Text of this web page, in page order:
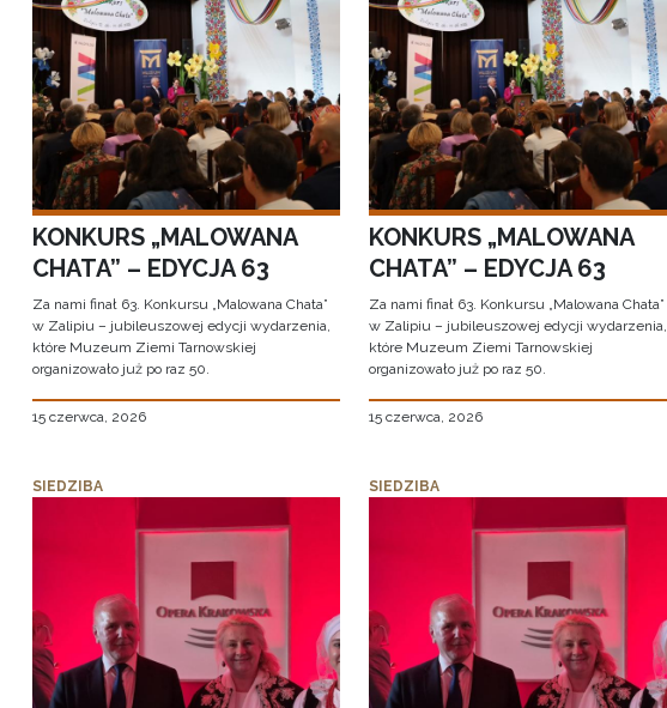
KONKURS „MALOWANA
CHATA” – EDYCJA 63
Za nami finał 63. Konkursu „Malowana Chata”
w Zalipiu – jubileuszowej edycji wydarzenia,
które Muzeum Ziemi Tarnowskiej
organizowało już po raz 50.
15 czerwca, 2026
KONKURS „MALOWANA
CHATA” – EDYCJA 63
Za nami finał 63. Konkursu „Malowana Chata”
w Zalipiu – jubileuszowej edycji wydarzenia,
które Muzeum Ziemi Tarnowskiej
organizowało już po raz 50.
15 czerwca, 2026
SIEDZIBA SIEDZIBA